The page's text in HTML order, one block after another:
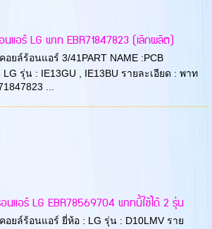
แอร์ LG พาท EBR71847823 (เลิกผลิต)
อยล์ร้อนแอร์ 3/41PART NAME :PCB
LG รุ่น : IE13GU , IE13BU รายละเอียด : พาท
...
แอร์ LG EBR78569704 พาทนี้ใช้ได้ 2 รุ่น
อยล์ร้อนแอร์ ยี่ห้อ : LG รุ่น : D10LMV ราย